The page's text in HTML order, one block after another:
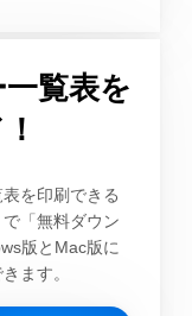
覧表を
を印刷できる
「無料ダウン
版とMac版に
ます。